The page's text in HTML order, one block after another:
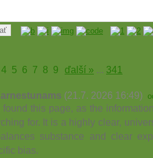
4 5 6 7 8 9 ďalší » ... 341
(21.7. 2026 16:49)
this page, as the
for. It is a highly clear,
substance and clear
bias.